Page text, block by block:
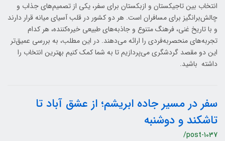
انتخاب بین تاجیکستان و ازبکستان برای سفر، یکی از تصمیم‌های جذاب و
چالش‌برانگیز برای مسافران است. هر دو کشور در قلب آسیای میانه قرار دارند
و با تاریخ غنی، فرهنگ متنوع و جاذبه‌های طبیعی خیره‌کننده، هر کدام
تجربه‌های منحصربه‌فردی را ارائه می‌دهند. در این مطلب، به بررسی عمیق‌تر
این دو مقصد گردشگری می‌پردازیم تا به شما کمک کنیم بهترین انتخاب را
داشته باشید.
سفر در مسیر جاده ابریشم؛ از عشق آباد تا
تاشکند و دوشنبه
/post-1037